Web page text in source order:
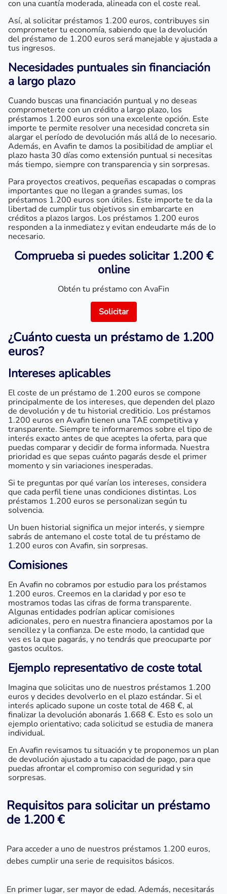
con una cuantía moderada, alineada con el coste real.
Así, al solicitar préstamos 1.200 euros, contribuyes sin
comprometer tu economía, sabiendo que la devolución
del préstamo de 1.200 euros será manejable y ajustada a
tus ingresos.
Necesidades puntuales sin financiación
a largo plazo
Cuando buscas una financiación puntual y no deseas
comprometerte con un crédito a largo plazo, los
préstamos 1.200 euros son una excelente opción. Este
importe te permite resolver una necesidad concreta sin
alargar el período de devolución más allá de lo necesario.
Además, en Avafin te damos la posibilidad de ampliar el
plazo hasta 30 días como extensión puntual si necesitas
más tiempo, siempre con transparencia y sin sorpresas.
Para proyectos creativos, pequeñas escapadas o compras
importantes que no llegan a grandes sumas, los
préstamos 1.200 euros son útiles. Este importe te da la
libertad de cumplir tus objetivos sin embarcarte en
créditos a plazos largos. Los préstamos 1.200 euros
responden a la inmediatez y evitan endeudarte más de lo
necesario.
Comprueba si puedes solicitar 1.200 €
online
Obtén tu préstamo con AvaFin
Solicitar
¿Cuánto cuesta un préstamo de 1.200
euros?
Intereses aplicables
El coste de un préstamo de 1.200 euros se compone
principalmente de los intereses, que dependen del plazo
de devolución y de tu historial crediticio. Los préstamos
1.200 euros en Avafin tienen una TAE competitiva y
transparente. Siempre te informaremos sobre el tipo de
interés exacto antes de que aceptes la oferta, para que
puedas comparar y decidir de forma informada. Nuestra
prioridad es que sepas cuánto pagarás desde el primer
momento y sin variaciones inesperadas.
Si te preguntas por qué varían los intereses, considera
que cada perfil tiene unas condiciones distintas. Los
préstamos 1.200 euros se personalizan según tu
solvencia.
Un buen historial significa un mejor interés, y siempre
sabrás de antemano el coste total de tu préstamo de
1.200 euros con Avafin, sin sorpresas.
Comisiones
En Avafin no cobramos por estudio para los préstamos
1.200 euros. Creemos en la claridad y por eso te
mostramos todas las cifras de forma transparente.
Algunas entidades podrían aplicar comisiones
adicionales, pero en nuestra financiera apostamos por la
sencillez y la confianza. De este modo, la cantidad que
ves es la que pagarás, y no tendrás que preocuparte por
gastos ocultos.
Ejemplo representativo de coste total
Imagina que solicitas uno de nuestros préstamos 1.200
euros y decides devolverlo en el plazo estándar. Si el
interés aplicado supone un coste total de 468 €, al
finalizar la devolución abonarás 1.668 €. Esto es solo un
ejemplo orientativo; cada solicitud se estudia de manera
individual.
En Avafin revisamos tu situación y te proponemos un plan
de devolución ajustado a tu capacidad de pago, para que
puedas afrontar el compromiso con seguridad y sin
sorpresas.
Requisitos para solicitar un préstamo
de 1.200 €
Para acceder a uno de nuestros préstamos 1.200 euros,
debes cumplir una serie de requisitos básicos.
En primer lugar, ser mayor de edad. Además, necesitarás